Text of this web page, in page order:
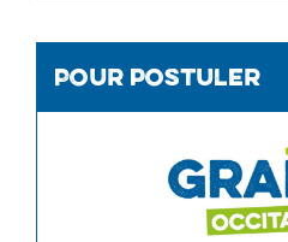
Pour postuler